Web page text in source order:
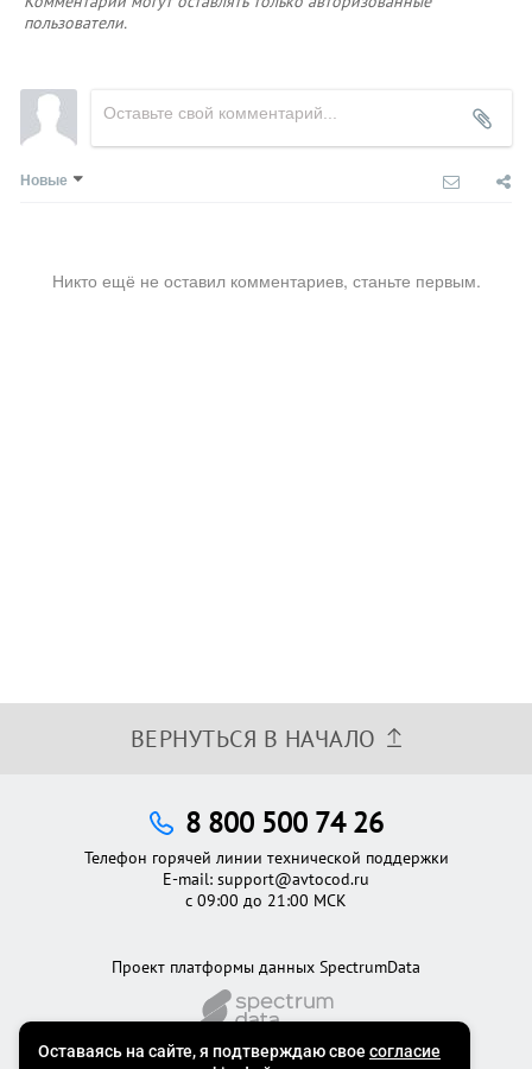
пользователи.
Новые
Никто ещё не оставил комментариев, станьте первым.
ВЕРНУТЬСЯ В НАЧАЛО
Проект платформы данных SpectrumData
8 800 500 74 26
Телефон горячей линии технической поддержки
E-mail: support@avtocod.ru
с 09:00 до 21:00 МСК